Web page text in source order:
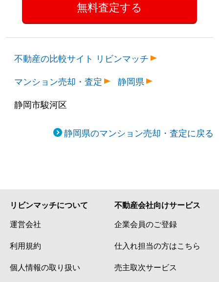
不動産の比較サイト リビンマッチ
マンション売却・査定
静岡県
静岡市駿河区
静岡県のマンション売却・査定に戻る
リビンマッチについて
運営会社
利用規約
個人情報の取り扱い
不動産会社向けサービス
企業会員のご登録
仕入れ担当の方はこちら
売主取次サービス